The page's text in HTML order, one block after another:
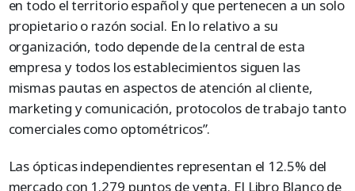
en todo el territorio español y que pertenecen a un solo
propietario o razón social. En lo relativo a su
organización, todo depende de la central de esta
empresa y todos los establecimientos siguen las
mismas pautas en aspectos de atención al cliente,
marketing y comunicación, protocolos de trabajo tanto
comerciales como optométricos”.
Las ópticas independientes representan el 12.5% del
mercado con 1.279 puntos de venta. El Libro Blanco de